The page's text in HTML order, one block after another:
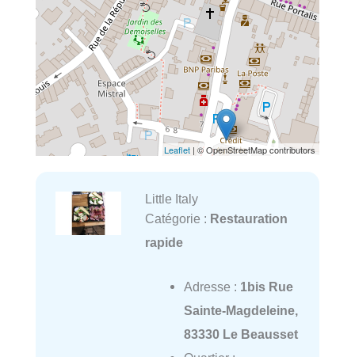
Leaflet | © OpenStreetMap contributors
Little Italy
Catégorie : Restauration
rapide
Adresse : 1bis Rue
Sainte-Magdeleine,
83330 Le Beausset